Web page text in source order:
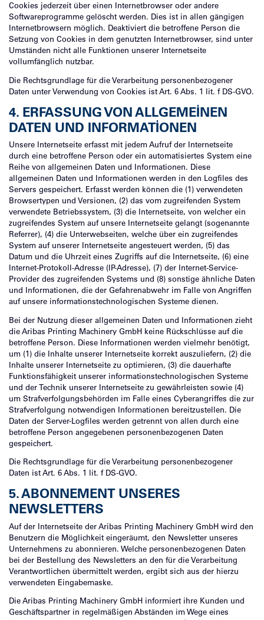
Cookies jederzeit über einen Internetbrowser oder andere
Softwareprogramme gelöscht werden. Dies ist in allen gängigen
Internetbrowsern möglich. Deaktiviert die betroffene Person die
Setzung von Cookies in dem genutzten Internetbrowser, sind unter
Umständen nicht alle Funktionen unserer Internetseite
vollumfänglich nutzbar.
Die Rechtsgrundlage für die Verarbeitung personenbezogener
Daten unter Verwendung von Cookies ist Art. 6 Abs. 1 lit. f DS-GVO.
4. ERFASSUNG VON ALLGEMEINEN
DATEN UND INFORMATIONEN
Unsere Internetseite erfasst mit jedem Aufruf der Internetseite
durch eine betroffene Person oder ein automatisiertes System eine
Reihe von allgemeinen Daten und Informationen. Diese
allgemeinen Daten und Informationen werden in den Logfiles des
Servers gespeichert. Erfasst werden können die (1) verwendeten
Browsertypen und Versionen, (2) das vom zugreifenden System
verwendete Betriebssystem, (3) die Internetseite, von welcher ein
zugreifendes System auf unsere Internetseite gelangt (sogenannte
Referrer), (4) die Unterwebseiten, welche über ein zugreifendes
System auf unserer Internetseite angesteuert werden, (5) das
Datum und die Uhrzeit eines Zugriffs auf die Internetseite, (6) eine
Internet-Protokoll-Adresse (IP-Adresse), (7) der Internet-Service-
Provider des zugreifenden Systems und (8) sonstige ähnliche Daten
und Informationen, die der Gefahrenabwehr im Falle von Angriffen
auf unsere informationstechnologischen Systeme dienen.
Bei der Nutzung dieser allgemeinen Daten und Informationen zieht
die Aribas Printing Machinery GmbH keine Rückschlüsse auf die
betroffene Person. Diese Informationen werden vielmehr benötigt,
um (1) die Inhalte unserer Internetseite korrekt auszuliefern, (2) die
Inhalte unserer Internetseite zu optimieren, (3) die dauerhafte
Funktionsfähigkeit unserer informationstechnologischen Systeme
und der Technik unserer Internetseite zu gewährleisten sowie (4)
um Strafverfolgungsbehörden im Falle eines Cyberangriffes die zur
Strafverfolgung notwendigen Informationen bereitzustellen. Die
Daten der Server-Logfiles werden getrennt von allen durch eine
betroffene Person angegebenen personenbezogenen Daten
gespeichert.
Die Rechtsgrundlage für die Verarbeitung personenbezogener
Daten ist Art. 6 Abs. 1 lit. f DS-GVO.
5. ABONNEMENT UNSERES
NEWSLETTERS
Auf der Internetseite der Aribas Printing Machinery GmbH wird den
Benutzern die Möglichkeit eingeräumt, den Newsletter unseres
Unternehmens zu abonnieren. Welche personenbezogenen Daten
bei der Bestellung des Newsletters an den für die Verarbeitung
Verantwortlichen übermittelt werden, ergibt sich aus der hierzu
verwendeten Eingabemaske.
Die Aribas Printing Machinery GmbH informiert ihre Kunden und
Geschäftspartner in regelmäßigen Abständen im Wege eines